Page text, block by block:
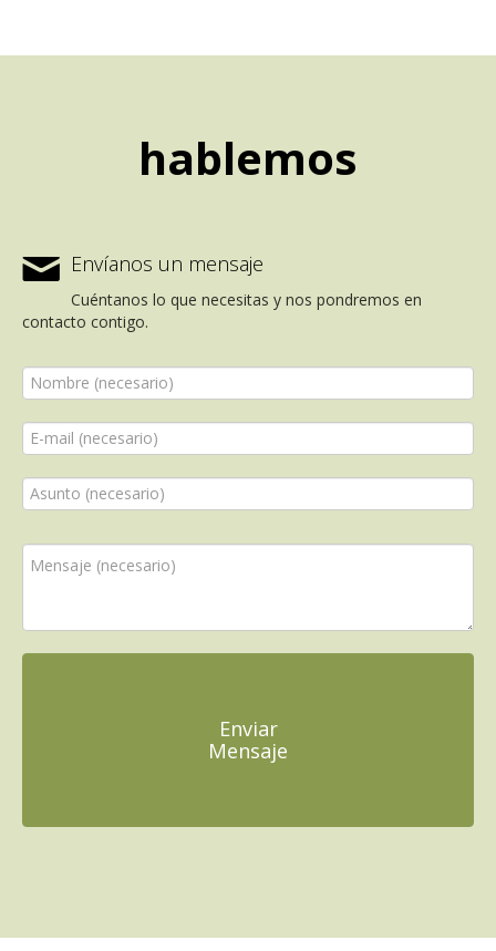
hablemos
✉ Envíanos un mensaje
Cuéntanos lo que necesitas y nos pondremos en
contacto contigo.
Enviar
Mensaje